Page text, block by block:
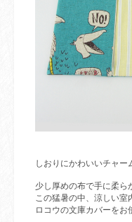
しおりにかわいいチャー
少し厚めの布で手に柔ら
この猛暑の中、涼しい
ロコウの文庫カバーをお